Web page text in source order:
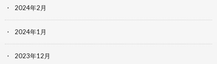
2024年2月
2024年1月
2023年12月